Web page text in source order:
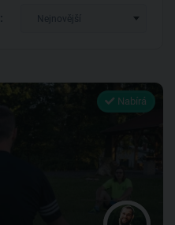
Nejnovější
Nabírá